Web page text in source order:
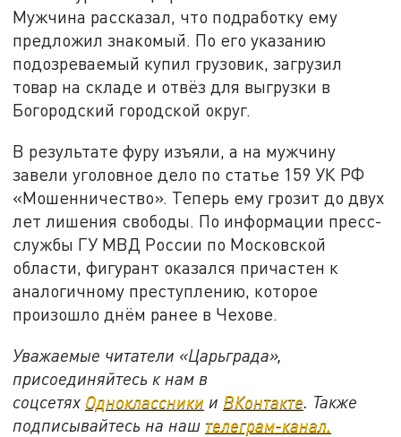
Мужчина рассказал, что подработку ему
предложил знакомый. По его указанию
подозреваемый купил грузовик, загрузил
товар на складе и отвёз для выгрузки в
Богородский городской округ.
В результате фуру изъяли, а на мужчину
завели уголовное дело по статье 159 УК РФ
«Мошенничество». Теперь ему грозит до двух
лет лишения свободы. По информации пресс-
службы ГУ МВД России по Московской
области, фигурант оказался причастен к
аналогичному преступлению, которое
произошло днём ранее в Чехове.
Уважаемые читатели «Царьграда»,
присоединяйтесь к нам в
соцсетях Одноклассники и ВКонтакте. Также
подписывайтесь на наш телеграм-канал.